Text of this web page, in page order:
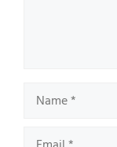
Name
Email